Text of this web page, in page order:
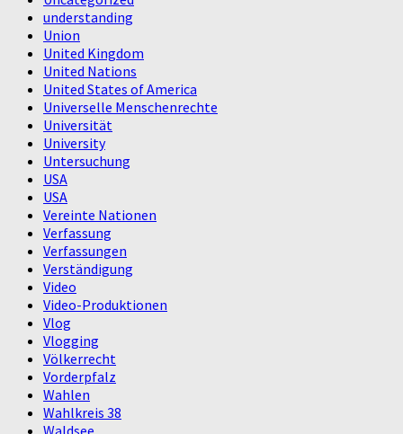
understanding
Union
United Kingdom
United Nations
United States of America
Universelle Menschenrechte
Universität
University
Untersuchung
USA
USA
Vereinte Nationen
Verfassung
Verfassungen
Verständigung
Video
Video-Produktionen
Vlog
Vlogging
Völkerrecht
Vorderpfalz
Wahlen
Wahlkreis 38
Waldsee